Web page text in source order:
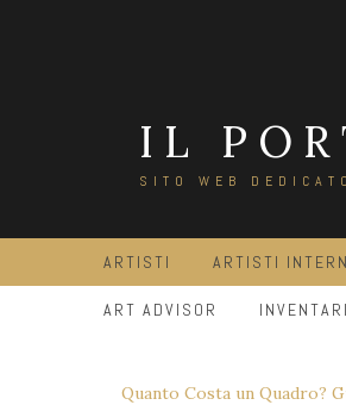
IL
SITO WEB
ARTISTI ARTISTI
ART ADVISOR
Quanto Costa un Quadro?